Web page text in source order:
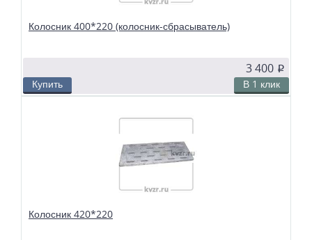
Колосник 400*220 (колосник-сбрасыватель)
3 400 p
Купить В 1 клик
сбрасыватели устанавливаются на вал и собираются в дожигательную
решетку, по мере необходимости производится сброс топлива в канал
Колосник 420*220